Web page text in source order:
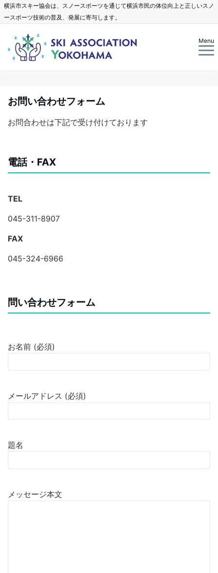
横浜市スキー協会は、スノースポーツを通じて横浜市民の体位向上と正しいスノ
ースポーツ技術の普及、発展に寄与します。
Menu
お問い合わせフォーム
お問合わせは下記で受け付けております
電話・FAX
TEL
045-311-8907
FAX
045-324-6966
問い合わせフォーム
お名前 (必須)
メールアドレス (必須)
題名
メッセージ本文